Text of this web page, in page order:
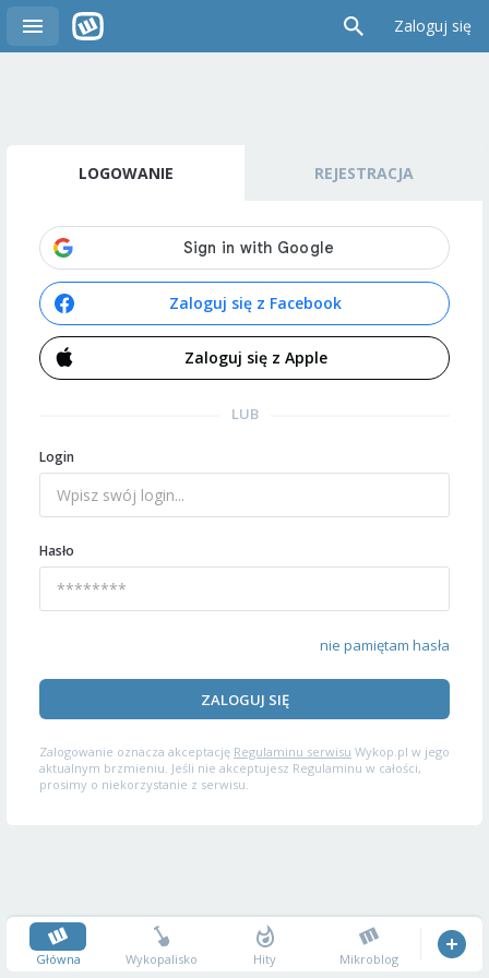
Zaloguj się
LOGOWANIE REJESTRACJA
Zaloguj się z Facebook
Zaloguj się z Apple
LUB
Login
Hasło
nie pamiętam hasła
ZALOGUJ SIĘ
Zalogowanie oznacza akceptację Regulaminu serwisu Wykop.pl w jego
aktualnym brzmieniu. Jeśli nie akceptujesz Regulaminu w całości,
prosimy o niekorzystanie z serwisu.
Główna Wykopalisko Hity Mikroblog